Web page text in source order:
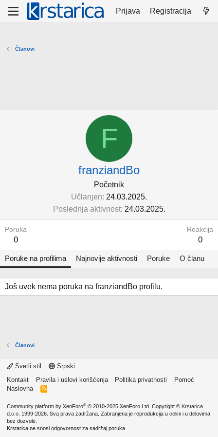
Prijava Registracija
Članovi
F
franziandBo
Početnik
Učlanjen 24.03.2025.
Poslednja aktivnost 24.03.2025.
Poruka
0
Reakcija
0
Poruke na profilima Najnovije aktivnosti Poruke O članu
Još uvek nema poruka na franziandBo profilu.
Članovi
Svetli stil
Srpski
Kontakt
Pravila i uslovi korišćenja Politika privatnosti
Pomoć
Naslovna
R
Community platform by XenForo® © 2010-2025 XenForo Ltd. Copyright © Krstarica
d.o.o. 1999-2026. Sva prava zadržana. Zabranjena je reprodukcija u celini i u delovima
bez dozvole.
Krstarica ne snosi odgovornost za sadržaj poruka.